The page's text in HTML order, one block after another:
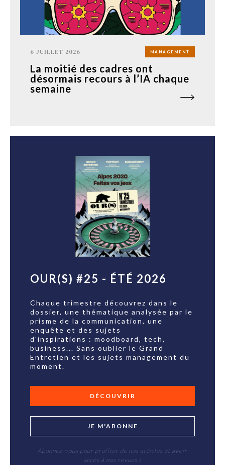
6 JUILLET 2026 MANAGEMENT
La moitié des cadres ont
désormais recours à l’IA chaque
semaine
OUR(S) #25 - ÉTÉ 2026
Chaque trimestre découvrez dans le
dossier, une thématique analysée par le
prisme de la communication, une
enquête et des sujets
d'inspirations : moodboard, tech,
business... Sans oublier le Grand
Entretien et les sujets management du
moment.
DÉCOUVRIR
JE M'ABONNE
Abonnez-vous pour profiter de nos articles et avoir
accès à nos revues !